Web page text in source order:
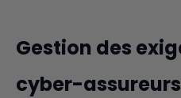
Gestion des
cyber-assureurs